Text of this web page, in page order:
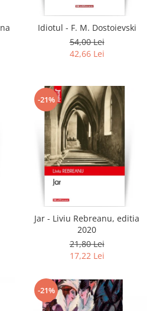
Idiotul - F. M. Dostoievski
54,00 Lei
42,66 Lei
-21%
Jar - Liviu Rebreanu, editia
2020
21,80 Lei
17,22 Lei
-21%